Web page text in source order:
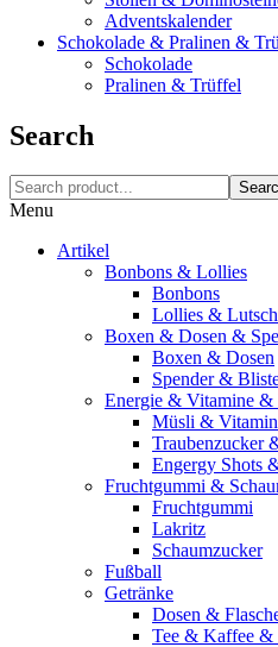
Adventskalender
Schokolade & Pralinen &
Schokolade
Pralinen & Trüffel
Search
Menu
Artikel
Bonbons & Lollies
Bonbons
Lollies &
Boxen & Dosen &
Boxen & Dosen
Spender &
Energie & Vitamine
Müsli &
Traubenzucker
Engergy Shots
Fruchtgummi &
Fruchtgummi
Lakritz
Schaumzucker
Fußball
Getränke
Dosen &
Tee & Kaffee &